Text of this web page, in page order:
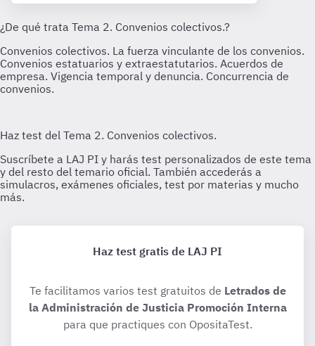
Haz test gratis de LAJ PI
Te facilitamos varios test gratuitos de Letrados de
la Administración de Justicia Promoción Interna
para que practiques con OpositaTest.